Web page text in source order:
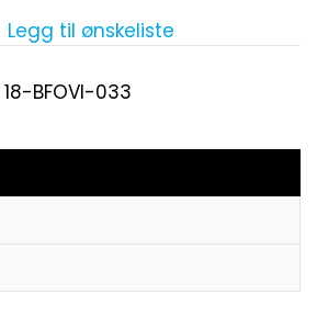
Legg til ønskeliste
18-BFOVI-033